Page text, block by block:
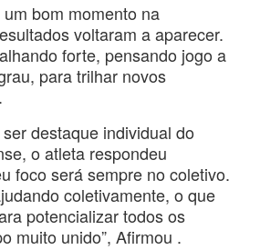
bom momento na
voltaram a aparecer.
forte, pensando jogo a
para trilhar novos
destaque individual do
o atleta respondeu
foco será sempre no coletivo.
coletivamente, o que
potencializar todos os
muito unido”, Afirmou .